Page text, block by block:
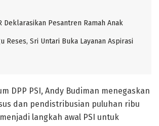
Deklarasikan Pesantren Ramah Anak
Reses, Sri Untari Buka Layanan Aspirasi
DPP PSI, Andy Budiman menegaskan
dan pendistribusian puluhan ribu
langkah awal PSI untuk